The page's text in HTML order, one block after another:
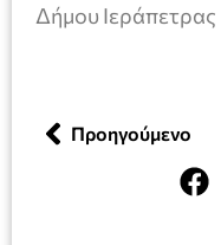
Δήμου Ιεράπετρας
Προηγούμενο